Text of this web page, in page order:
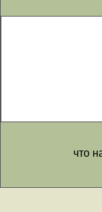
что